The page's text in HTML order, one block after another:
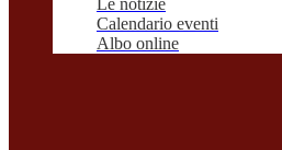
Le notizie
Calendario eventi
Albo online